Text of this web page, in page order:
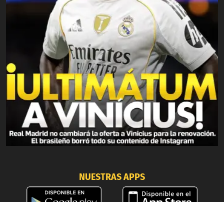
NUESTRAS APPS